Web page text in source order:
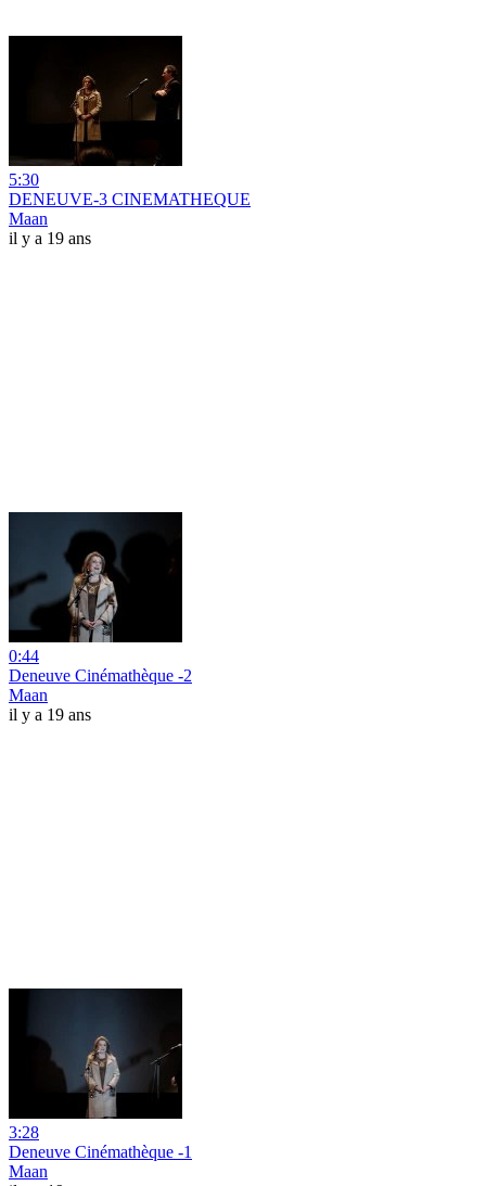
5:30
DENEUVE-3 CINEMATHEQUE
Maan
il y a 19 ans
0:44
Deneuve Cinémathèque -2
Maan
il y a 19 ans
3:28
Deneuve Cinémathèque -1
Maan